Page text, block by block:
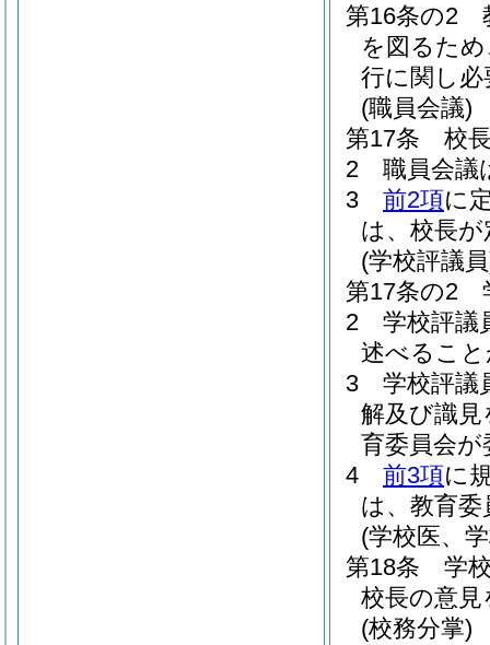
第16条の2
を図るた
行に関し
(職員会議)
第17条
校
2
職員会議
3
前2項に
は、校長
(学校評議
第17条の2
2
学校評議
述べるこ
3
学校評議
解及び識
育委員会
4
前3項に
は、教育
(学校医、
第18条
学
校長の意
(校務分掌)